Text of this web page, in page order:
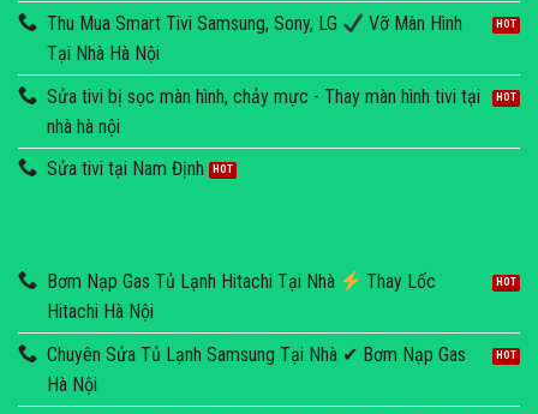
Thu Mua Smart Tivi Samsung, Sony, LG
Vỡ Màn Hình
Tại Nhà Hà Nội
Sửa tivi bị sọc màn hình, chảy mực - Thay màn hình tivi tại
nhà hà nội
Sửa tivi tại Nam Định
Bơm Nạp Gas Tủ Lạnh Hitachi Tại Nhà
Thay Lốc
Hitachi Hà Nội
Chuyên Sửa Tủ Lạnh Samsung Tại Nhà ✔ Bơm Nạp Gas
Hà Nội